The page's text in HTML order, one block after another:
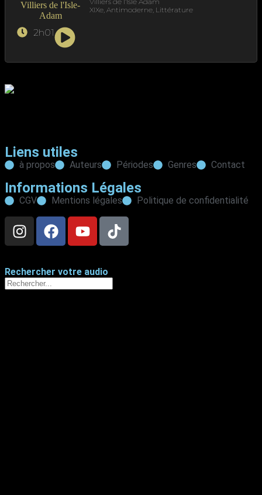
XIXe, Antimoderne, Littérature
2h01
Liens utiles
à propos Auteurs Périodes Genres Contact
Informations Légales
CGV Mentions légales Politique de confidentialité
Rechercher votre audio